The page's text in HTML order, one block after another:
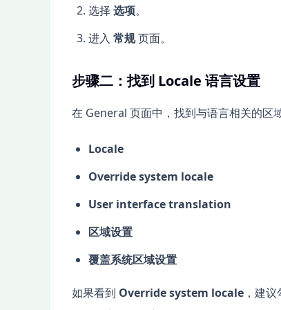
选择 选项。
进入 常规页面。
步骤二：找到 Locale 语言设置
在 General 页面中，找到与语言相关的区
Locale
Override system locale
User interface translation
区域设置
覆盖系统区域设置
如果看到 Override system locale ，建